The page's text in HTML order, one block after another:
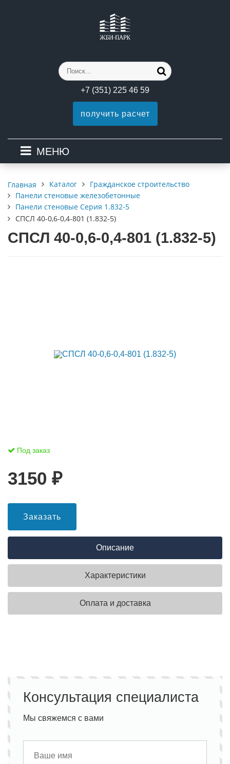
+7 (351) 225 46 59
получить расчет
МЕНЮ
Главная Каталог
Гражданское строительство
Панели стеновые железобетонные
Панели стеновые Серия 1.832-5
СПСЛ 40-0,6-0,4-801 (1.832-5)
СПСЛ 40-0,6-0,4-801 (1.832-5)
Под заказ
3150 ₽
Заказать
Описание
Характеристики
Оплата и доставка
Консультация специалиста
Мы свяжемся с вами